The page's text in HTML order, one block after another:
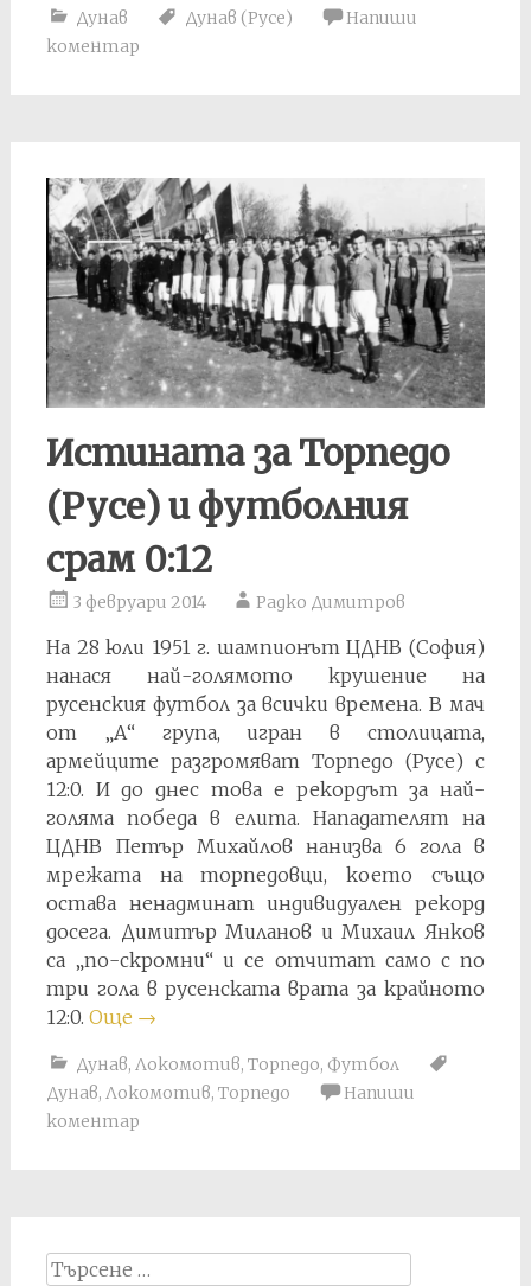
Дунав Дунав (Русе)
Напиши
коментар
Истината за Торпедо
(Русе) и футболния
срам 0:12
3 февруари 2014 Радко Димитров
На 28 юли 1951 г. шампионът ЦДНВ (София)
нанася най-голямото крушение на
русенския футбол за всички времена. В мач
от „А“ група, игран в столицата,
армейците разгромяват Торпедо (Русе) с
12:0. И до днес това е рекордът за най-
голяма победа в елита. Нападателят на
ЦДНВ Петър Михайлов нанизва 6 гола в
мрежата на торпедовци, което също
остава ненадминат индивидуален рекорд
досега. Димитър Миланов и Михаил Янков
са „по-скромни“ и се отчитат само с по
три гола в русенската врата за крайното
12:0. Още →
Дунав, Локомотив, Торпедо, Футбол
Дунав, Локомотив, Торпедо
Напиши
коментар
Search